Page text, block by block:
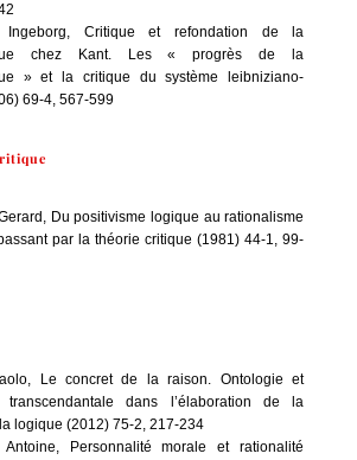
Critique et refondation de la
chez Kant. Les « progrès de la
» et la critique du système leibniziano-
69-4, 567-599
Du positivisme logique au rationalisme
par la théorie critique (1981) 44-1, 99-
Le concret de la raison. Ontologie et
transcendantale dans l’élaboration de la
logique (2012) 75-2, 217-234
Personnalité morale et rationalité